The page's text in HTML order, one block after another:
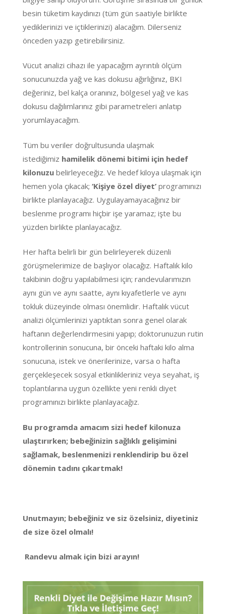
besin tüketim kaydınızı (tüm gün saatiyle birlikte
yediklerinizi ve içtiklerinizi) alacağım. Dilerseniz
önceden yazıp getirebilirsiniz.
Vücut analizi cihazı ile yapacağım ayrıntılı ölçüm
sonucunuzda yağ ve kas dokusu ağırlığınız, BKI
değeriniz, bel kalça oranınız, bölgesel yağ ve kas
dokusu dağılımlarınız gibi parametreleri anlatıp
yorumlayacağım.
Tüm bu veriler doğrultusunda ulaşmak
istediğimiz hamilelik dönemi bitimi için hedef
kilonuzu belirleyeceğiz. Ve hedef kiloya ulaşmak için
hemen yola çıkacak; ‘Kişiye özel diyet’ programınızı
birlikte planlayacağız. Uygulayamayacağınız bir
beslenme programı hiçbir işe yaramaz; işte bu
yüzden birlikte planlayacağız.
Her hafta belirli bir gün belirleyerek düzenli
görüşmelerimize de başlıyor olacağız. Haftalık kilo
takibinin doğru yapılabilmesi için; randevularımızın
aynı gün ve aynı saatte, aynı kıyafetlerle ve aynı
tokluk düzeyinde olması önemlidir. Haftalık vücut
analizi ölçümlerinizi yaptıktan sonra genel olarak
haftanın değerlendirmesini yapıp; doktorunuzun rutin
kontrollerinin sonucuna, bir önceki haftaki kilo alma
sonucuna, istek ve önerilerinize, varsa o hafta
gerçekleşecek sosyal etkinlikleriniz veya seyahat, iş
toplantılarına uygun özellikte yeni renkli diyet
programınızı birlikte planlayacağız.
Bu programda amacım sizi hedef kilonuza
ulaştırırken; bebeğinizin sağlıklı gelişimini
sağlamak, beslenmenizi renklendirip bu özel
dönemin tadını çıkartmak!
Unutmayın; bebeğiniz ve siz özelsiniz, diyetiniz
de size özel olmalı!
Randevu almak için bizi arayın!